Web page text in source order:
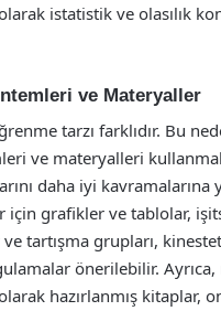
istatistik ve olasılık
ve Materyaller
tarzı farklıdır. Bu
ve materyalleri
daha iyi kavramalarına
için grafikler ve tablolar,
tartışma grupları,
önerilebilir.
hazırlanmış kitaplar,